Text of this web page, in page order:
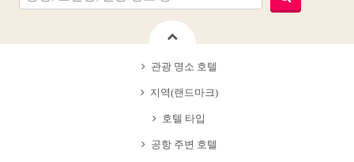
관광 명소 호텔
지역(랜드마크)
호텔 타입
공항 주변 호텔